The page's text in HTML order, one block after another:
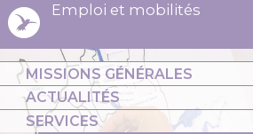
Emploi et mobilités
MISSIONS GÉNÉRALES
ACTUALITÉS
SERVICES